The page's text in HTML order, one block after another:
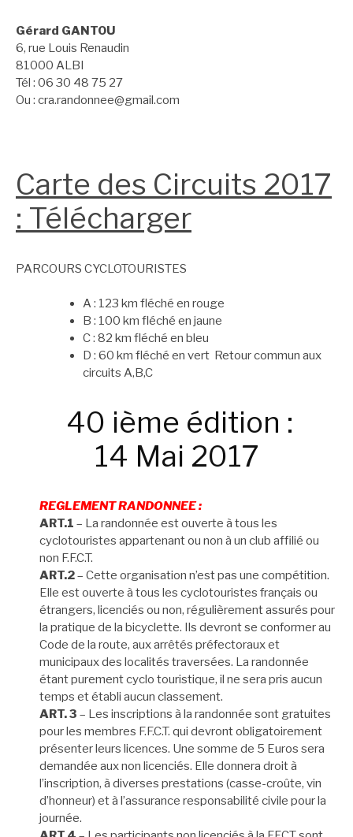
Gérard GANTOU
6, rue Louis Renaudin
81000 ALBI
Tél : 06 30 48 75 27
Ou : cra.randonnee@gmail.com
Carte des Circuits 2017
: Télécharger
PARCOURS CYCLOTOURISTES
A : 123 km fléché en rouge
B : 100 km fléché en jaune
C : 82 km fléché en bleu
D : 60 km fléché en vert Retour commun aux
circuits A,B,C
40 ième édition :
14 Mai 2017
REGLEMENT RANDONNEE :
ART.1 – La randonnée est ouverte à tous les
cyclotouristes appartenant ou non à un club affilié ou
non F.F.C.T.
ART.2– Cette organisation n’est pas une compétition.
Elle est ouverte à tous les cyclotouristes français ou
étrangers, licenciés ou non, régulièrement assurés pour
la pratique de la bicyclette. Ils devront se conformer au
Code de la route, aux arrêtés préfectoraux et
municipaux des localités traversées. La randonnée
étant purement cyclo touristique, il ne sera pris aucun
temps et établi aucun classement.
ART. 3 – Les inscriptions à la randonnée sont gratuites
pour les membres F.F.C.T. qui devront obligatoirement
présenter leurs licences. Une somme de 5 Euros sera
demandée aux non licenciés. Elle donnera droit à
l’inscription, à diverses prestations (casse-croûte, vin
d’honneur) et à l’assurance responsabilité civile pour la
journée.